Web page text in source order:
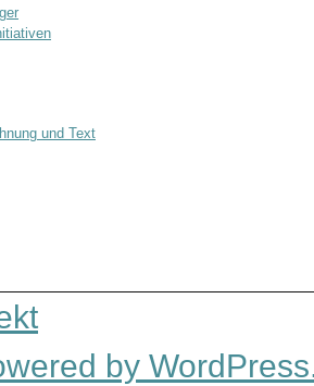
und Text
by